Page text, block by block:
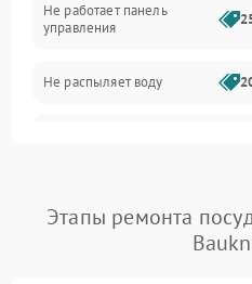
Гигиена
Программное обеспечение
Не работает панель
управления
Не распыляет воду
Проблемы с набором
воды
Этапы ремонта